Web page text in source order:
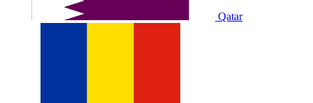
Qatar